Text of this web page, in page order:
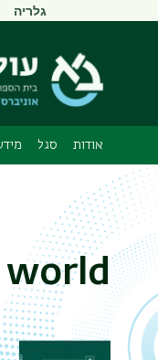
גלריה
אודות סגל
world